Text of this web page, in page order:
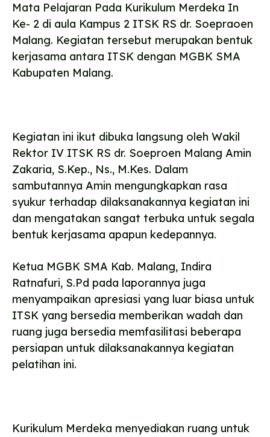
Mata Pelajaran Pada Kurikulum Merdeka In
Ke- 2 di aula Kampus 2 ITSK RS dr. Soepraoen
Malang. Kegiatan tersebut merupakan bentuk
kerjasama antara ITSK dengan MGBK SMA
Kabupaten Malang.
Kegiatan ini ikut dibuka langsung oleh Wakil
Rektor IV ITSK RS dr. Soeproen Malang Amin
Zakaria, S.Kep., Ns., M.Kes. Dalam
sambutannya Amin mengungkapkan rasa
syukur terhadap dilaksanakannya kegiatan ini
dan mengatakan sangat terbuka untuk segala
bentuk kerjasama apapun kedepannya.
Ketua MGBK SMA Kab. Malang, Indira
Ratnafuri, S.Pd pada laporannya juga
menyampaikan apresiasi yang luar biasa untuk
ITSK yang bersedia memberikan wadah dan
ruang juga bersedia memfasilitasi beberapa
persiapan untuk dilaksanakannya kegiatan
pelatihan ini.
Kurikulum Merdeka menyediakan ruang untuk